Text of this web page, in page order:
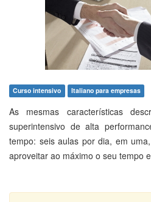
Curso intensivo Italiano para empresas
As mesmas características
superintensivo de alta
tempo: seis aulas por dia, em
aproveitar ao máximo o seu tempo